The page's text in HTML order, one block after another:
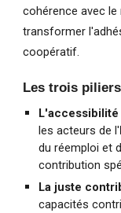
cohérence avec le
transformer
coopératif.
Les trois
L'accessibilité
les acteurs de l'
du réemploi et
contribution
La juste
capacités